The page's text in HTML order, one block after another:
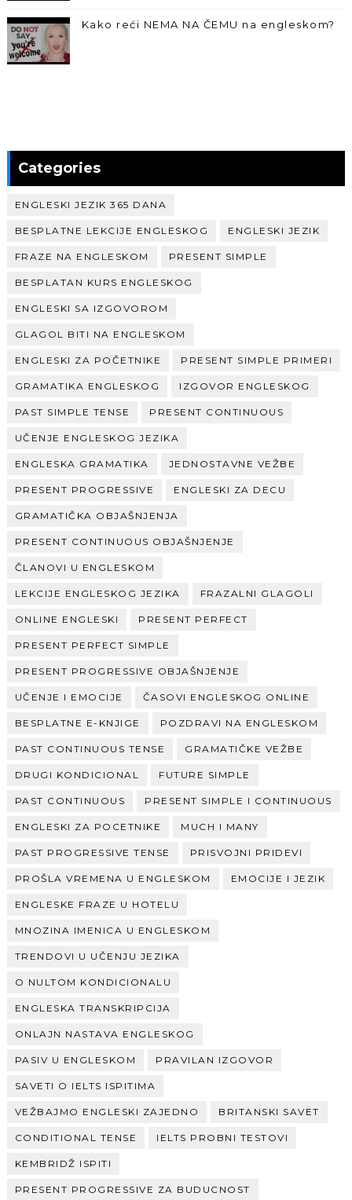
Kako reći NEMA NA ČEMU na engleskom?
Categories
ENGLESKI JEZIK 365 DANA
BESPLATNE LEKCIJE ENGLESKOG ENGLESKI JEZIK
FRAZE NA ENGLESKOM PRESENT SIMPLE
BESPLATAN KURS ENGLESKOG
ENGLESKI SA IZGOVOROM
GLAGOL BITI NA ENGLESKOM
ENGLESKI ZA POČETNIKE PRESENT SIMPLE PRIMERI
GRAMATIKA ENGLESKOG IZGOVOR ENGLESKOG
PAST SIMPLE TENSE PRESENT CONTINUOUS
UČENJE ENGLESKOG JEZIKA
ENGLESKA GRAMATIKA JEDNOSTAVNE VEŽBE
PRESENT PROGRESSIVE ENGLESKI ZA DECU
GRAMATIČKA OBJAŠNJENJA
PRESENT CONTINUOUS OBJAŠNJENJE
ČLANOVI U ENGLESKOM
LEKCIJE ENGLESKOG JEZIKA FRAZALNI GLAGOLI
ONLINE ENGLESKI PRESENT PERFECT
PRESENT PERFECT SIMPLE
PRESENT PROGRESSIVE OBJAŠNJENJE
UČENJE I EMOCIJE ČASOVI ENGLESKOG ONLINE
BESPLATNE E-KNJIGE POZDRAVI NA ENGLESKOM
PAST CONTINUOUS TENSE GRAMATIČKE VEŽBE
DRUGI KONDICIONAL FUTURE SIMPLE
PAST CONTINUOUS PRESENT SIMPLE I CONTINUOUS
ENGLESKI ZA POCETNIKE MUCH I MANY
PAST PROGRESSIVE TENSE PRISVOJNI PRIDEVI
PROŠLA VREMENA U ENGLESKOM EMOCIJE I JEZIK
ENGLESKE FRAZE U HOTELU
MNOZINA IMENICA U ENGLESKOM
TRENDOVI U UČENJU JEZIKA
O NULTOM KONDICIONALU
ENGLESKA TRANSKRIPCIJA
ONLAJN NASTAVA ENGLESKOG
PASIV U ENGLESKOM PRAVILAN IZGOVOR
SAVETI O IELTS ISPITIMA
VEŽBAJMO ENGLESKI ZAJEDNO BRITANSKI SAVET
CONDITIONAL TENSE IELTS PROBNI TESTOVI
KEMBRIDŽ ISPITI
PRESENT PROGRESSIVE ZA BUDUCNOST